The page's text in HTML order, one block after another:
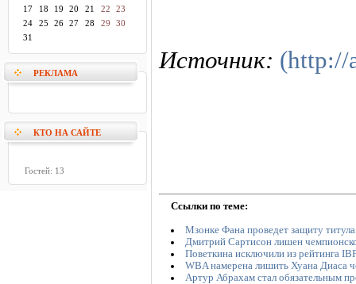
17
18 19 20 21 22
23
24
25 26 27 28 29
30
31
РЕКЛАМА
КТО НА САЙТЕ
Гостей: 13
Источник: (http://
Ссылки по теме:
Мзонке Фана проведет защиту титула
Дмитрий Сартисон лишен
Поветкина исключили из рейтинга
WBA намерена лишить Хуана Диаса
Артур Абрахам стал обязательным